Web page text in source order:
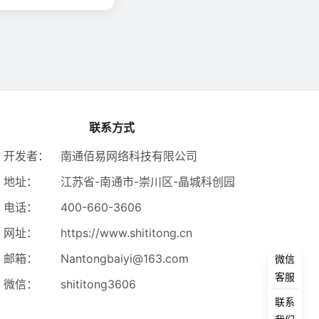
联系方式
开发者：
南通佰易网络科技有限公司
地址：
江苏省-南通市-崇川区-晶城科创园
电话：
400-660-3606
网址：
https://www.shititong.cn
邮箱：
Nantongbaiyi@163.com
微信：
shititong3606
微信
客服
联系